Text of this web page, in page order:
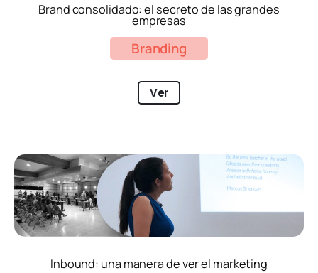
Brand consolidado: el secreto de las grandes
empresas
Branding
Ver
Inbound: una manera de ver el marketing